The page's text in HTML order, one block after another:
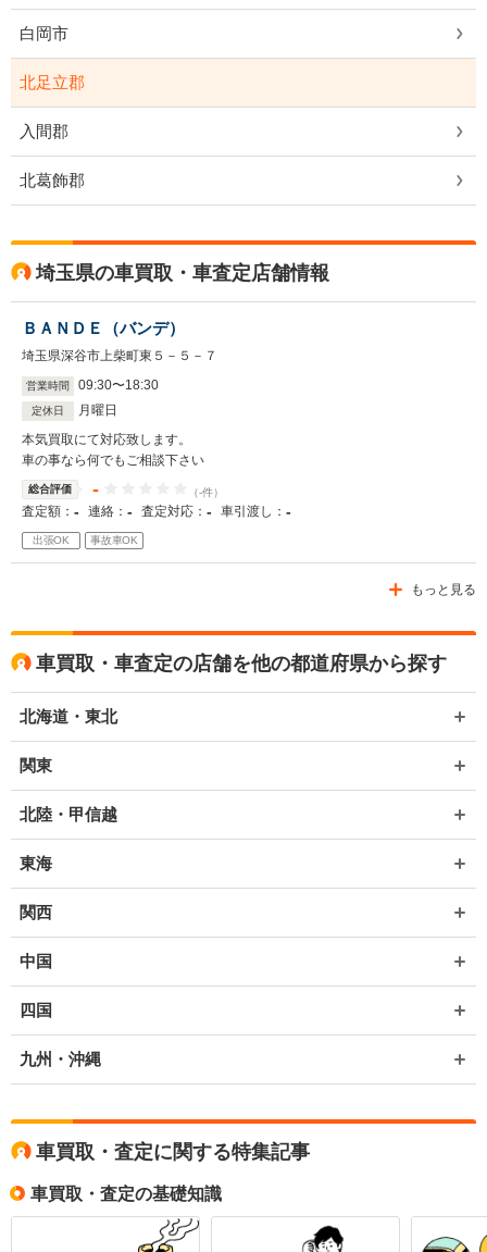
白岡市
北足立郡
入間郡
北葛飾郡
埼玉県の車買取・車査定店舗情報
ＢＡＮＤＥ（バンデ）
埼玉県深谷市上柴町東５－５－７
営業時間 09:30〜18:30
定休日
月曜日
本気買取にて対応致します。
車の事なら何でもご相談下さい
総合評価 - （-件）
査定額： - 連絡： - 査定対応： - 車引渡し： -
出張OK 事故車OK
もっと見る
車買取・車査定の店舗を他の都道府県から探す
北海道・東北
関東
北陸・甲信越
東海
関西
中国
四国
九州・沖縄
車買取・査定に関する特集記事
車買取・査定の基礎知識